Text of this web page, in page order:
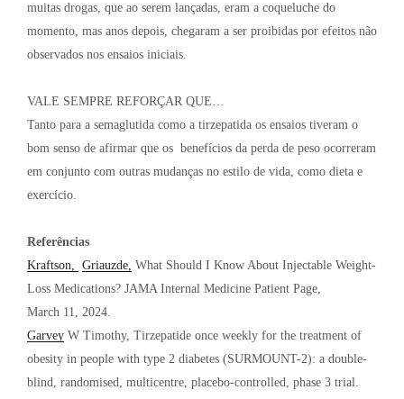
muitas drogas, que ao serem lançadas, eram a coqueluche do
momento, mas anos depois, chegaram a ser proibidas por efeitos não
observados nos ensaios iniciais.
VALE SEMPRE REFORÇAR QUE…
Tanto para a semaglutida como a tirzepatida os ensaios tiveram o
bom senso de afirmar que os benefícios da perda de peso ocorreram
em conjunto com outras mudanças no estilo de vida, como dieta e
exercício.
Referências
Kraftson, Griauzde, What Should I Know About Injectable Weight-
Loss Medications? JAMA Internal Medicine Patient Page,
March 11, 2024.
Garvey W Timothy, Tirzepatide once weekly for the treatment of
obesity in people with type 2 diabetes (SURMOUNT-2): a double-
blind, randomised, multicentre, placebo-controlled, phase 3 trial.